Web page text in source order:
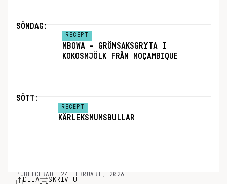
SÖNDAG:
RECEPT
MBOWA – GRÖNSAKSGRYTA I
KOKOSMJÖLK FRÅN MOÇAMBIQUE
SÖTT:
RECEPT
KÄRLEKSMUMSBULLAR
PUBLICERAD: 24 FEBRUARI, 2026
DELA SKRIV UT